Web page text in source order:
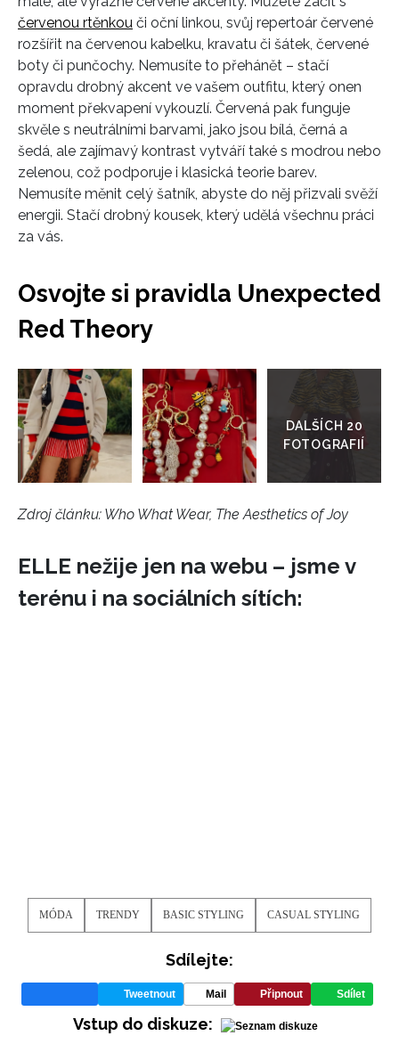
INFORMACE
REDAKCE
červenou rtěnkou či oční linkou, svůj repertoár červené
rozšířit na červenou kabelku, kravatu či šátek, červené
boty či punčochy. Nemusíte to přehánět – stačí
opravdu drobný akcent ve vašem outfitu, který onen
moment překvapení vykouzlí. Červená pak funguje
skvěle s neutrálními barvami, jako jsou bílá, černá a
šedá, ale zajímavý kontrast vytváří také s modrou nebo
zelenou, což podporuje i klasická teorie barev.
Nemusíte měnit celý šatník, abyste do něj přizvali svěží
energii. Stačí drobný kousek, který udělá všechnu práci
za vás.
Osvojte si pravidla Unexpected
Red Theory
do
galerie
Zdroj článku: Who What Wear, The Aesthetics of Joy
ELLE nežije jen na webu – jsme v
terénu i na sociálních sítích:
MÓDA TRENDY BASIC STYLING CASUAL STYLING
Sdílejte:
Tweetnout Mail Připnout Sdílet
Vstup do diskuze: